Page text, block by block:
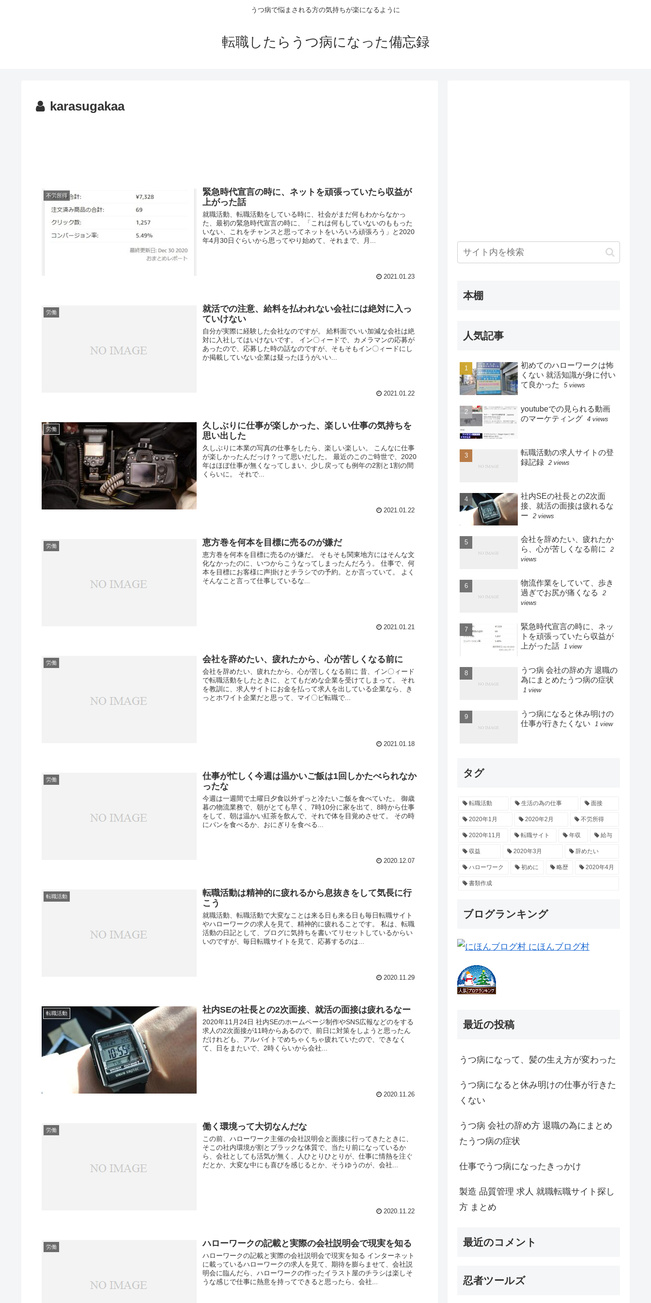
うつ病で悩まされる方の気持ちが楽になるように
転職したらうつ病になった備忘録
karasugakaa
不労所得
緊急時代宣言の時に、ネットを頑張っていたら収益が
上がった話
就職活動、転職活動をしている時に、社会がまだ何もわからなかっ
た、最初の緊急時代宣言の時に、「これは何もしていないのももった
いない、これをチャンスと思ってネットをいろいろ頑張ろう」と2020
年4月30日ぐらいから思ってやり始めて、それまで、月...
2021.01.23
労働
就活での注意、給料を払われない会社には絶対に入っ
ていけない
自分が実際に経験した会社なのですが。 給料面でいい加減な会社は絶
対に入社してはいけないです。 イン〇ィードで、カメラマンの応募が
あったので、応募した時の話なのですが、そもそもイン〇ィードにし
か掲載していない企業は疑ったほうがいい...
2021.01.22
労働
久しぶりに仕事が楽しかった、楽しい仕事の気持ちを
思い出した
久しぶりに本業の写真の仕事をしたら、楽しい楽しい。 こんなに仕事
が楽しかったんだっけ？って思いだした。 最近のこのご時世で、2020
年はほぼ仕事が無くなってしまい、少し戻っても例年の2割と1割の間
くらいに。 それで...
2021.01.22
労働 恵方巻を何本を目標に売るのが嫌だ
恵方巻を何本を目標に売るのが嫌だ。 そもそも関東地方にはそんな文
化なかったのに、いつからこうなってしまったんだろう。 仕事で、何
本を目標にお客様に声掛けとチラシでの予約。とか言っていて。 よく
そんなこと言って仕事しているな...
2021.01.21
労働 会社を辞めたい、疲れたから、心が苦しくなる前に
会社を辞めたい、疲れたから、心が苦しくなる前に 昔、イン〇ィード
で転職活動をしたときに、とてもだめな企業を受けてしまって。 それ
を教訓に、求人サイトにお金を払って求人を出している企業なら、き
っとホワイト企業だと思って、マイ〇ビ転職で...
2021.01.18
労働
仕事が忙しく今週は温かいご飯は1回しかたべられなか
ったな
今週は一週間で土曜日夕食以外ずっと冷たいご飯を食べていた。 御歳
暮の物流業務で、朝がとても早く、7時10分に家を出て、8時から仕事
をして、朝は温かい紅茶を飲んで、それで体を目覚めさせて。 その時
にパンを食べるか、おにぎりを食べる...
2020.12.07
転職活動
転職活動は精神的に疲れるから息抜きをして気長に行
こう
就職活動、転職活動で大変なことは来る日も来る日も毎日転職サイト
やハローワークの求人を見て、精神的に疲れることです。 私は、転職
活動の日記として、ブログに気持ちを書いてリセットしているからい
いのですが、毎日転職サイトを見て、応募するのは...
2020.11.29
転職活動 社内SEの社長との2次面接、就活の面接は疲れるなー
2020年11月24日 社内SEのホームページ制作やSNS広報などのをする
求人の2次面接が11時からあるので、前日に対策をしようと思ったん
だけれども、アルバイトでめちゃくちゃ疲れていたので、できなく
て、日をまたいで、2時くらいから会社...
2020.11.26
労働 働く環境って大切なんだな
この前、ハローワーク主催の会社説明会と面接に行ってきたときに、
そこの社内環境が割とブラックな体質で、当たり前になっているか
ら、会社としても活気が無く、人ひとりひとりが、仕事に情熱を注ぐ
だとか、大変な中にも喜びを感じるとか、そうゆうのが、会社...
2020.11.22
労働 ハローワークの記載と実際の会社説明会で現実を知る
ハローワークの記載と実際の会社説明会で現実を知る インターネット
に載っているハローワークの求人を見て、期待を膨らませて、会社説
明会に臨んだら、ハローワークの作ったイラスト屋のチラシは楽しそ
うな感じで仕事に熱意を持ってできると思ったら、会社...
本棚
人気記事
初めてのハローワークは怖
くない 就活知識が身に付い
て良かった
5 views
youtubeでの見られる動画
のマーケティング 4 views
転職活動の求人サイトの登
録記録 2 views
社内SEの社長との2次面
接、就活の面接は疲れるな
ー
2 views
会社を辞めたい、疲れたか
ら、心が苦しくなる前に
2
views
物流作業をしていて、歩き
過ぎでお尻が痛くなる
2
views
緊急時代宣言の時に、ネッ
トを頑張っていたら収益が
上がった話 1 view
うつ病 会社の辞め方 退職の
為にまとめたうつ病の症状
1 view
うつ病になると休み明けの
仕事が行きたくない
1 view
タグ
転職活動 生活の為の仕事 面接
2020年1月 2020年2月 不労所得
2020年11月 転職サイト 年収 給与
収益 2020年3月 辞めたい
ハローワーク 初めに 略歴 2020年4月
書類作成
ブログランキング
最近の投稿
うつ病になって、髪の生え方が変わった
うつ病になると休み明けの仕事が行きた
くない
うつ病 会社の辞め方 退職の為にまとめ
たうつ病の症状
仕事でうつ病になったきっかけ
製造 品質管理 求人 就職転職サイト探し
方 まとめ
最近のコメント
忍者ツールズ